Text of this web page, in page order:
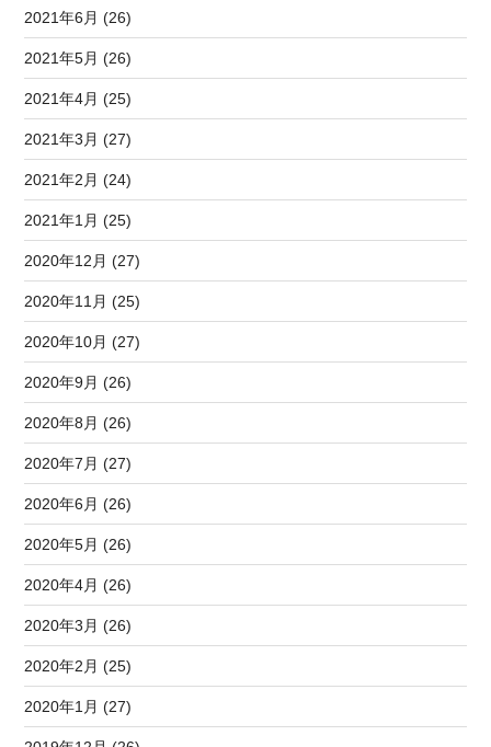
2021年6月 (26)
2021年5月 (26)
2021年4月 (25)
2021年3月 (27)
2021年2月 (24)
2021年1月 (25)
2020年12月 (27)
2020年11月 (25)
2020年10月 (27)
2020年9月 (26)
2020年8月 (26)
2020年7月 (27)
2020年6月 (26)
2020年5月 (26)
2020年4月 (26)
2020年3月 (26)
2020年2月 (25)
2020年1月 (27)